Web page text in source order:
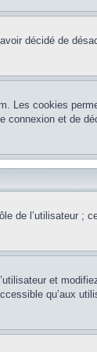
décidé de
Les cookies
connexion et de
de l’utilisateur ;
et
qu’aux